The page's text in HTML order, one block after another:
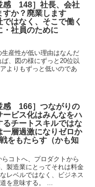
感 148］社長、会社
すか？廃業します
はなく、そこで働く
・社員のために
産性が低い理由はなんだ
、図の様にずっと20位以
よりもずっと低いのであ
感 166］つながりの
ビス化はみんなをハ
るチートスキルではな
一層過激になりゼロか
をもたらす（かも知
コトへ、プロダクトから
製造業にとってそれは料金
レベルではなく、ビジネス
を意味する。 ...